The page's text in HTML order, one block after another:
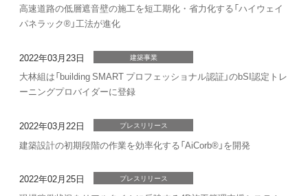
高速道路の低層遮音壁の施工を短工期化・省力化する「ハイウェイ
パネラック®」工法が進化
2022年03月23日 建築事業
大林組は「building SMART プロフェッショナル認証」のbSI認定トレ
ーニングプロバイダーに登録
2022年03月22日 プレスリリース
建築設計の初期段階の作業を効率化する「AiCorb®」を開発
2022年02月25日 プレスリリース